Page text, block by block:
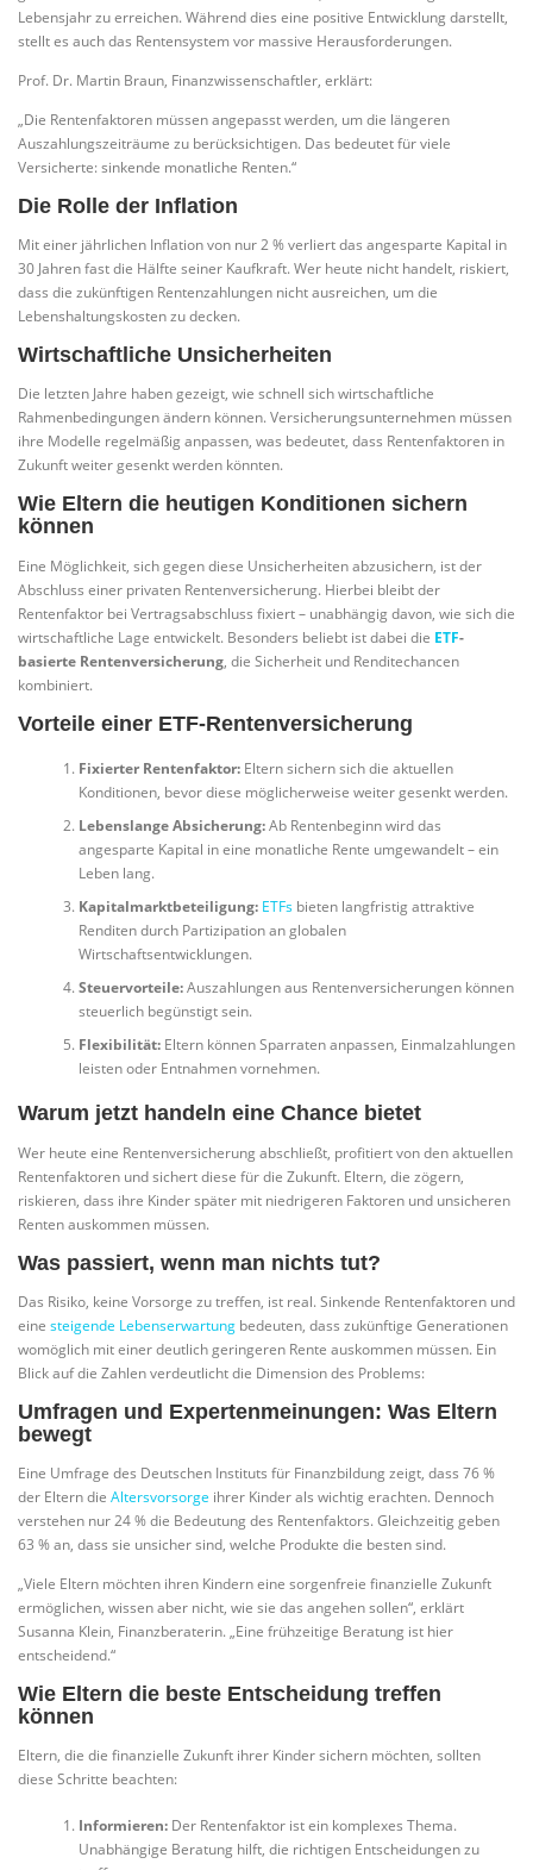
Lebensjahr zu erreichen. Während dies eine positive Entwicklung darstellt,
stellt es auch das Rentensystem vor massive Herausforderungen.
Prof. Dr. Martin Braun, Finanzwissenschaftler, erklärt:
„Die Rentenfaktoren müssen angepasst werden, um die längeren
Auszahlungszeiträume zu berücksichtigen. Das bedeutet für viele
Versicherte: sinkende monatliche Renten.“
Die Rolle der Inflation
Mit einer jährlichen Inflation von nur 2 % verliert das angesparte Kapital in
30 Jahren fast die Hälfte seiner Kaufkraft. Wer heute nicht handelt, riskiert,
dass die zukünftigen Rentenzahlungen nicht ausreichen, um die
Lebenshaltungskosten zu decken.
Wirtschaftliche Unsicherheiten
Die letzten Jahre haben gezeigt, wie schnell sich wirtschaftliche
Rahmenbedingungen ändern können. Versicherungsunternehmen müssen
ihre Modelle regelmäßig anpassen, was bedeutet, dass Rentenfaktoren in
Zukunft weiter gesenkt werden könnten.
Wie Eltern die heutigen Konditionen sichern
können
Eine Möglichkeit, sich gegen diese Unsicherheiten abzusichern, ist der
Abschluss einer privaten Rentenversicherung. Hierbei bleibt der
Rentenfaktor bei Vertragsabschluss fixiert – unabhängig davon, wie sich die
wirtschaftliche Lage entwickelt. Besonders beliebt ist dabei die ETF-
basierte Rentenversicherung, die Sicherheit und Renditechancen
kombiniert.
Vorteile einer ETF-Rentenversicherung
Fixierter Rentenfaktor:Eltern sichern sich die aktuellen
Konditionen, bevor diese möglicherweise weiter gesenkt werden.
Lebenslange Absicherung:Ab Rentenbeginn wird das
angesparte Kapital in eine monatliche Rente umgewandelt – ein
Leben lang.
Kapitalmarktbeteiligung: ETFsbieten langfristig attraktive
Renditen durch Partizipation an globalen
Wirtschaftsentwicklungen.
Steuervorteile:Auszahlungen aus Rentenversicherungen können
steuerlich begünstigt sein.
Flexibilität:Eltern können Sparraten anpassen, Einmalzahlungen
leisten oder Entnahmen vornehmen.
Warum jetzt handeln eine Chance bietet
Wer heute eine Rentenversicherung abschließt, profitiert von den aktuellen
Rentenfaktoren und sichert diese für die Zukunft. Eltern, die zögern,
riskieren, dass ihre Kinder später mit niedrigeren Faktoren und unsicheren
Renten auskommen müssen.
Was passiert, wenn man nichts tut?
Das Risiko, keine Vorsorge zu treffen, ist real. Sinkende Rentenfaktoren und
eine steigende Lebenserwartung bedeuten, dass zukünftige Generationen
womöglich mit einer deutlich geringeren Rente auskommen müssen. Ein
Blick auf die Zahlen verdeutlicht die Dimension des Problems:
Umfragen und Expertenmeinungen: Was Eltern
bewegt
Eine Umfrage des Deutschen Instituts für Finanzbildung zeigt, dass 76 %
der Eltern die Altersvorsorge ihrer Kinder als wichtig erachten. Dennoch
verstehen nur 24 % die Bedeutung des Rentenfaktors. Gleichzeitig geben
63 % an, dass sie unsicher sind, welche Produkte die besten sind.
„Viele Eltern möchten ihren Kindern eine sorgenfreie finanzielle Zukunft
ermöglichen, wissen aber nicht, wie sie das angehen sollen“, erklärt
Susanna Klein, Finanzberaterin. „Eine frühzeitige Beratung ist hier
entscheidend.“
Wie Eltern die beste Entscheidung treffen
können
Eltern, die die finanzielle Zukunft ihrer Kinder sichern möchten, sollten
diese Schritte beachten:
Informieren:Der Rentenfaktor ist ein komplexes Thema.
Unabhängige Beratung hilft, die richtigen Entscheidungen zu